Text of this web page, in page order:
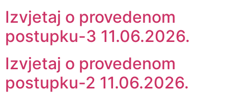
Izvjetaj o provedenom
postupku-3 11.06.2026.
Izvjetaj o provedenom
postupku-2 11.06.2026.